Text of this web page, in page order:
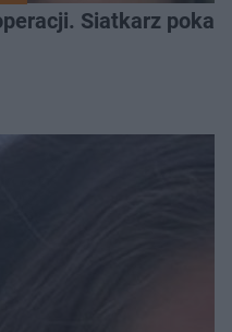
Siatkarz